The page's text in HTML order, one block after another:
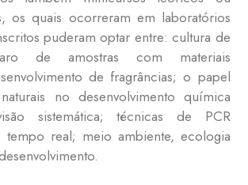
os quais ocorreram em laboratórios
puderam optar entre: cultura de
de amostras com materiais
de fragrâncias; o papel
no desenvolvimento química
sistemática; técnicas de PCR
tempo real; meio ambiente, ecologia